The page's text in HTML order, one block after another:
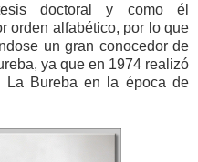
doctoral y como él
orden alfabético, por lo que
un gran conocedor de
ya que en 1974 realizó
La Bureba en la época de